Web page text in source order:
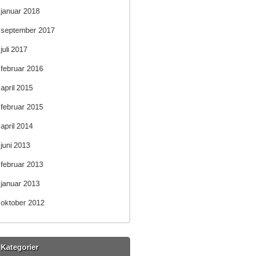
januar 2018
september 2017
juli 2017
februar 2016
april 2015
februar 2015
april 2014
juni 2013
februar 2013
januar 2013
oktober 2012
Kategorier